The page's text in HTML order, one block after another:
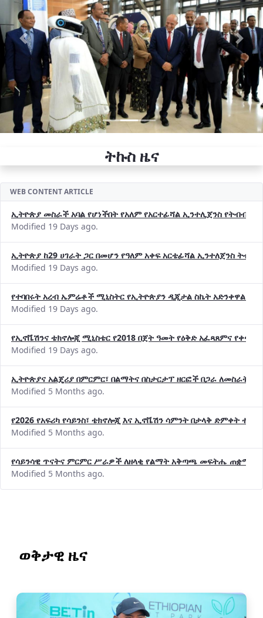
Previous Next
ትኩስ ዜና
WEB CONTENT ARTICLE
ኢትዮጵያ መስራች አባል የሆነችበት የአለም የአርተፊሻል ኢንተሊጀንስ የትብብር
Modified 19 Days ago.
ኢትዮጵያ ከ29 ሀገራት ጋር በመሆን የዓለም አቀፍ አርቴፊሻል ኢንተለጀንስ
Modified 19 Days ago.
የተባበሩት አረብ ኤምሬቶች ሚኒስትር የኢትዮጵያን ዲጂታል ስኬት አድንቀዋል
Modified 19 Days ago.
የኢኖቬሽንና ቴክኖሎጂ ሚኒስቴር የ2018 በጀት ዓመት የዕቅድ አፈጻጸምና
Modified 19 Days ago.
ኢትዮጵያና አልጄሪያ በምርምር፣ በልማትና በስታርታፕ ዘርፎች በጋራ ለመስራት
Modified 5 Months ago.
የ2026 የአፍሪካ የሳይንስ፣ ቴክኖሎጂ እና ኢኖቬሽን ሳምንት በታላቅ ድምቀት
Modified 5 Months ago.
የሳይንሳዊ ጥናትና ምርምር ሥራዎች ለዘላቂ የልማት አቅጣጫ መፍትሔ ጠቋሚ
Modified 5 Months ago.
ወቅታዊ ዜና